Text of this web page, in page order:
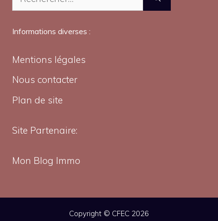
Informations diverses :
Mentions légales
Nous contacter
Plan de site
Site Partenaire:
Mon Blog Immo
Copyright © CFEC 2026